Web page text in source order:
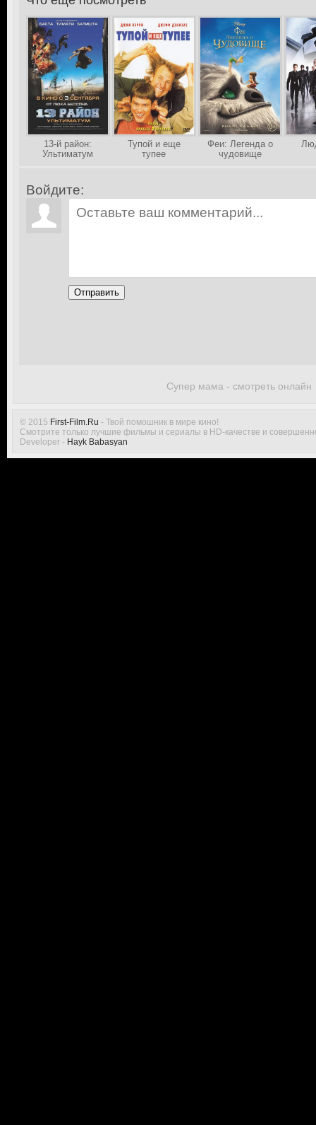
Супер мама - смотреть онлайн
13-й район:
Ультиматум
Тупой и еще
тупее
Феи: Легенда о
чудовище
Войдите:
Отправить
© 2015 First-Film.Ru - Твой помошник в мире кино!
Смотрите только лучшие фильмы и сериалы в HD-качестве и
Developer - Hayk Babasyan